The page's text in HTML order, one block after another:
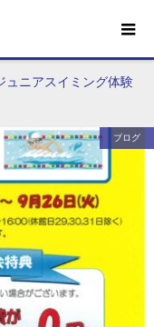
ュニアスイミング体験
ブログ